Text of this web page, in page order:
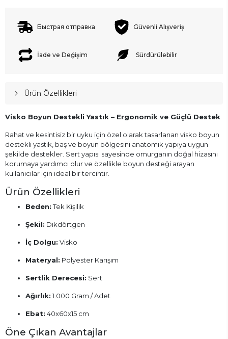
Быстрая отправка Güvenli Alışveriş
İade ve Değişim Sürdürülebilir
Ürün Özellikleri
Visko Boyun Destekli Yastık – Ergonomik ve Güçlü Destek
Rahat ve kesintisiz bir uyku için özel olarak tasarlanan visko boyun
destekli yastık, baş ve boyun bölgesini anatomik yapıya uygun
şekilde destekler. Sert yapısı sayesinde omurganın doğal hizasını
korumaya yardımcı olur ve özellikle boyun desteği arayan
kullanıcılar için ideal bir tercihtir.
Ürün Özellikleri
Beden:Tek Kişilik
Şekil: Dikdörtgen
İç Dolgu: Visko
Materyal: Polyester Karışım
Sertlik Derecesi: Sert
Ağırlık: 1.000 Gram / Adet
Ebat: 40x60x15 cm
Öne Çıkan Avantajlar